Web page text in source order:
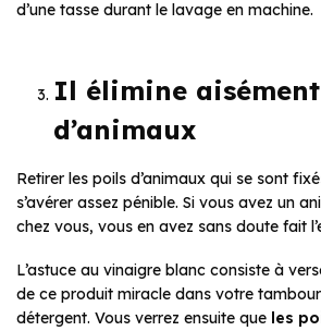
d’une tasse durant le lavage en machine.
Il élimine
d’animaux
Retirer les poils d’animaux qui se sont
s’avérer assez pénible. Si vous avez un
chez vous, vous en avez sans doute fait
L’astuce au vinaigre blanc consiste à
de ce produit miracle dans votre
détergent. Vous verrez ensuite que les